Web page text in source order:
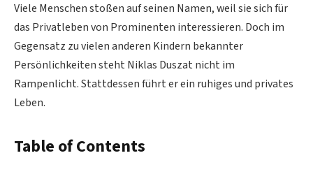
Viele Menschen stoßen auf seinen Namen, weil sie sich für
das Privatleben von Prominenten interessieren. Doch im
Gegensatz zu vielen anderen Kindern bekannter
Persönlichkeiten steht Niklas Duszat nicht im
Rampenlicht. Stattdessen führt er ein ruhiges und privates
Leben.
Table of Contents